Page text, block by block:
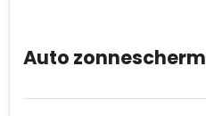
Auto zonnescherm